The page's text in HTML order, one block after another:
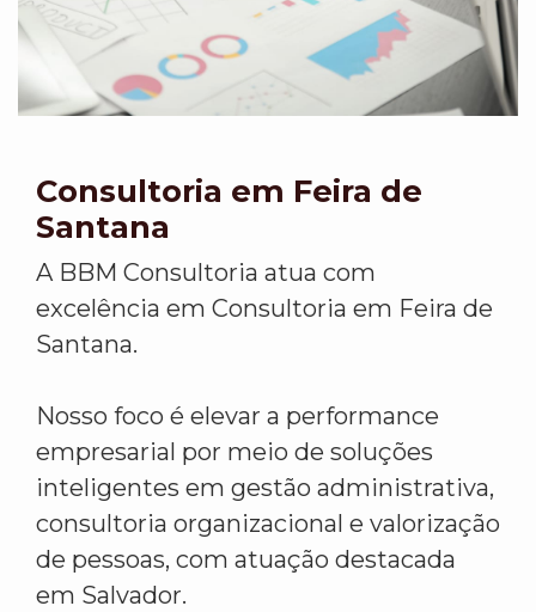
Consultoria em Feira de
Santana
A BBM Consultoria atua com
excelência em Consultoria em Feira de
Santana.
Nosso foco é elevar a performance
empresarial por meio de soluções
inteligentes em gestão administrativa,
consultoria organizacional e valorização
de pessoas, com atuação destacada
em Salvador.